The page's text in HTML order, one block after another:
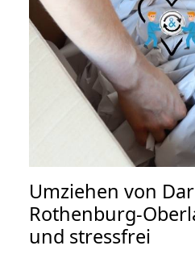
Umziehen von
Rothenburg-
und stressfrei